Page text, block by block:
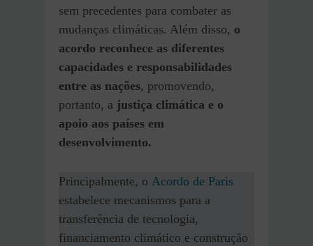
sem precedentes para combater as
mudanças climáticas. Além disso, o
acordo reconhece as diferentes
capacidades e responsabilidades
entre as nações, promovendo,
portanto, a justiça climática e o
apoio aos países em
desenvolvimento.
Principalmente, o Acordo de Paris
estabelece mecanismos para a
transferência de tecnologia,
financiamento climático e construção